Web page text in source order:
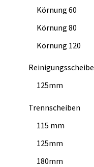
Körnung 60
Körnung 80
Körnung 120
Reinigungsscheibe
125mm
Trennscheiben
115 mm
125mm
180mm